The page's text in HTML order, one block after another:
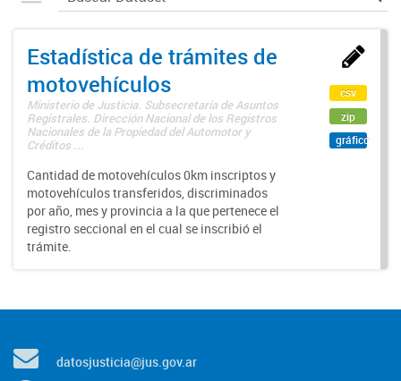
Estadística de trámites de
motovehículos
Ministerio de Justicia. Subsecretaría de Asuntos
Registrales. Dirección Nacional de los Registros
Nacionales de la Propiedad del Automotor y
Créditos ...
Cantidad de motovehículos 0km inscriptos y
motovehículos transferidos, discriminados
por año, mes y provincia a la que pertenece el
registro seccional en el cual se inscribió el
trámite.
csv
zip
gráfico
datosjusticia@jus.gov.ar